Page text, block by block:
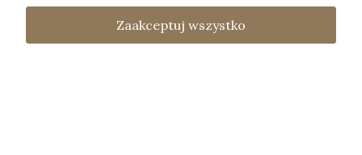
Home
Oferta Kontakt
Polityka
Prywatności
Zaakceptuj wszystko